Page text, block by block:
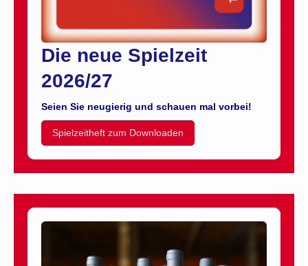
Die neue Spielzeit
2026/27
Seien Sie neugierig und schauen mal vorbei!
Spielzeitheft zum Downloaden